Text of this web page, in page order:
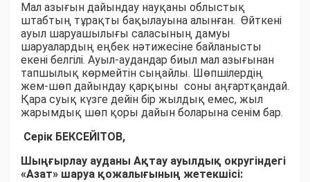
Мал азығын дайындау науқаны облыстық
штабтың тұрақты бақылауына алынған. Өйткені
ауыл шаруашылығы саласының дамуы
шаруалардың еңбек нәтижесіне байланысты
екені белгілі. Ауыл-аудандар биыл мал азығынан
тапшылық көрмейтін сыңайлы. Шөпшілердің
жем-шөп дайындау қарқыны соны аңғартқандай.
Қара суық күзге дейін бір жылдық емес, жыл
жарымдық шөп қоры дайын боларына сенім бар.
Серік БЕКСЕЙІТОВ,
Шыңғырлау ауданы Ақтау ауылдық округіндегі
«Азат» шаруа қожалығының жетекшісі: